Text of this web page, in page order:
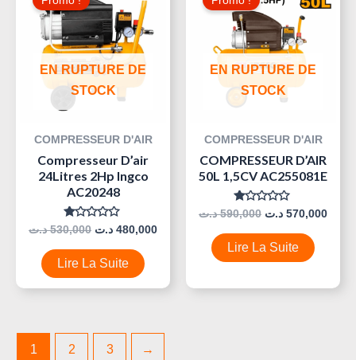
EN RUPTURE DE
STOCK
COMPRESSEUR D'AIR
Compresseur D’air
24Litres 2Hp Ingco
AC20248
Note
Sur
5
530,000 د.ت
Initial
Était :
480,000 د.ت
Lire La Suite
EN RUPTURE DE
STOCK
COMPRESSEUR D'AIR
COMPRESSEUR D’AIR
50L 1,5CV AC255081E
Note
Sur
5
590,000 د.ت
Initial
Était :
570,000 د.ت
Lire La Suite
1 2 3 →